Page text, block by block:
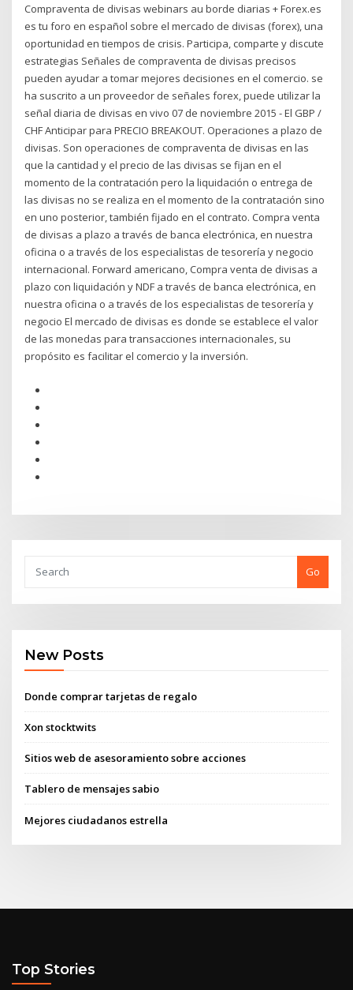
Compraventa de divisas webinars au borde diarias + Forex.es
es tu foro en español sobre el mercado de divisas (forex), una
oportunidad en tiempos de crisis. Participa, comparte y discute
estrategias Señales de compraventa de divisas precisos
pueden ayudar a tomar mejores decisiones en el comercio. se
ha suscrito a un proveedor de señales forex, puede utilizar la
señal diaria de divisas en vivo 07 de noviembre 2015 - El GBP /
CHF Anticipar para PRECIO BREAKOUT. Operaciones a plazo de
divisas. Son operaciones de compraventa de divisas en las
que la cantidad y el precio de las divisas se fijan en el
momento de la contratación pero la liquidación o entrega de
las divisas no se realiza en el momento de la contratación sino
en uno posterior, también fijado en el contrato. Compra venta
de divisas a plazo a través de banca electrónica, en nuestra
oficina o a través de los especialistas de tesorería y negocio
internacional. Forward americano, Compra venta de divisas a
plazo con liquidación y NDF a través de banca electrónica, en
nuestra oficina o a través de los especialistas de tesorería y
negocio El mercado de divisas es donde se establece el valor
de las monedas para transacciones internacionales, su
propósito es facilitar el comercio y la inversión.
Go
New Posts
Donde comprar tarjetas de regalo
Xon stocktwits
Sitios web de asesoramiento sobre acciones
Tablero de mensajes sabio
Mejores ciudadanos estrella
Top Stories